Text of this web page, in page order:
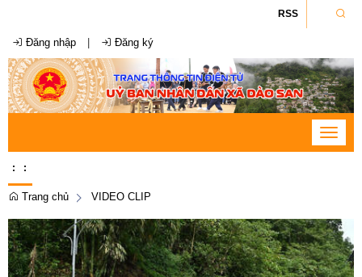
RSS
Đăng nhập Đăng ký
Toggle
: :
Trang chủ VIDEO CLIP